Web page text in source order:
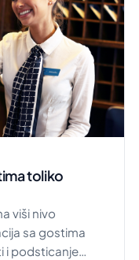
toliko
viši nivo
sa gostima
i podsticanje